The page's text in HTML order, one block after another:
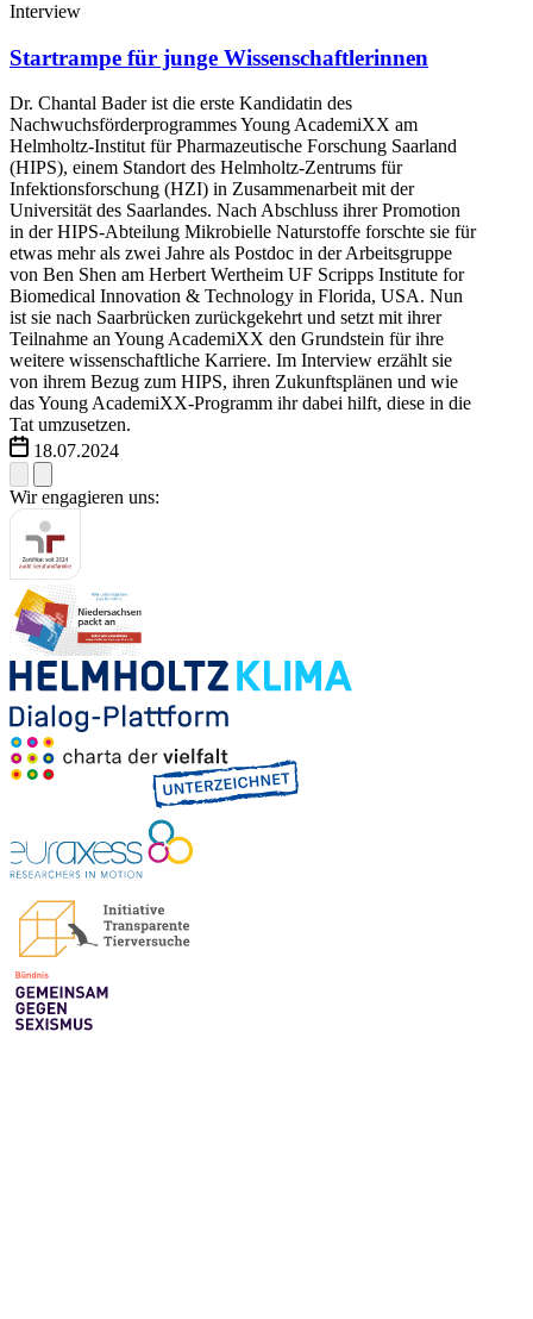
Interview
Startrampe für junge Wissenschaftlerinnen
Dr. Chantal Bader ist die erste Kandidatin des
Nachwuchsförderprogrammes Young AcademiXX am
Helmholtz-Institut für Pharmazeutische Forschung Saarland
(HIPS), einem Standort des Helmholtz-Zentrums für
Infektionsforschung (HZI) in Zusammenarbeit mit der
Universität des Saarlandes. Nach Abschluss ihrer Promotion
in der HIPS-Abteilung Mikrobielle Naturstoffe forschte sie für
etwas mehr als zwei Jahre als Postdoc in der Arbeitsgruppe
von Ben Shen am Herbert Wertheim UF Scripps Institute for
Biomedical Innovation & Technology in Florida, USA. Nun
ist sie nach Saarbrücken zurückgekehrt und setzt mit ihrer
Teilnahme an Young AcademiXX den Grundstein für ihre
weitere wissenschaftliche Karriere. Im Interview erzählt sie
von ihrem Bezug zum HIPS, ihren Zukunftsplänen und wie
das Young AcademiXX-Programm ihr dabei hilft, diese in die
Tat umzusetzen.
18.07.2024
Wir engagieren uns: